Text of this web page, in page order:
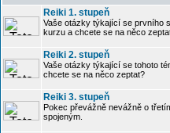
Reiki 1. stupeň
Vaše otázky týkající se prvního
kurzu a chcete se na něco
Reiki 2. stupeň
Vaše otázky týkající se tohoto
chcete se na něco zeptat?
Reiki 3. stupeň
Pokec převážně nevážně o
spojeným.